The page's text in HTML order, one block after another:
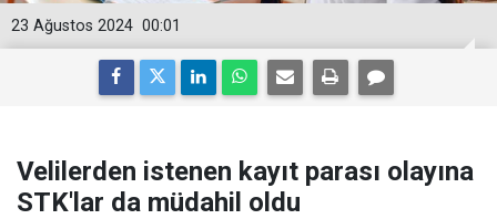
00:01
23 Ağustos 2024
Velilerden istenen kayıt parası olayına
STK'lar da müdahil oldu